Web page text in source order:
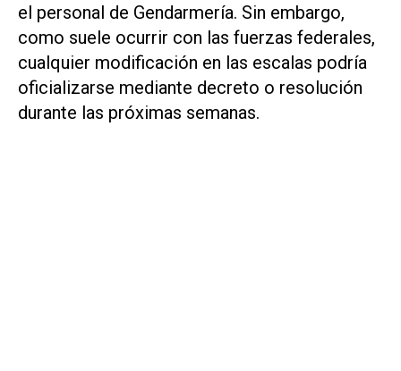
el personal de Gendarmería. Sin embargo,
como suele ocurrir con las fuerzas federales,
cualquier modificación en las escalas podría
oficializarse mediante decreto o resolución
durante las próximas semanas.